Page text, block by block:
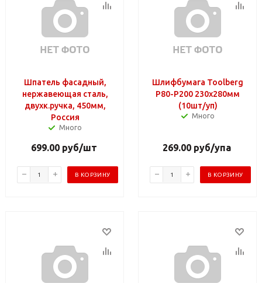
Шпатель фасадный,
нержавеющая сталь,
двухк.ручка, 450мм,
Россия
Много
699.00руб/шт
В КОРЗИНУ
Шлифбумага Toolberg
P80-Р200 230х280мм
(10шт/уп)
Много
269.00руб/упа
В КОРЗИНУ